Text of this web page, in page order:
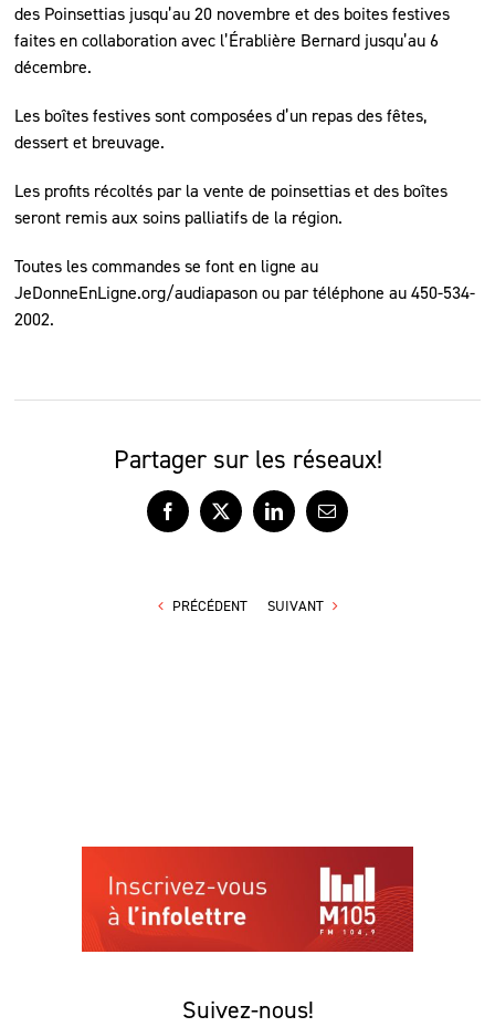
des Poinsettias jusqu’au 20 novembre et des boites festives
faites en collaboration avec l’Érablière Bernard jusqu’au 6
décembre.
Les boîtes festives sont composées d’un repas des fêtes,
dessert et breuvage.
Les profits récoltés par la vente de poinsettias et des boîtes
seront remis aux soins palliatifs de la région.
Toutes les commandes se font en ligne au
JeDonneEnLigne.org/audiapason ou par téléphone au 450-534-
2002.
Partager sur les réseaux!
Facebook
X LinkedInCourriel
PRÉCÉDENT SUIVANT
Suivez-nous!